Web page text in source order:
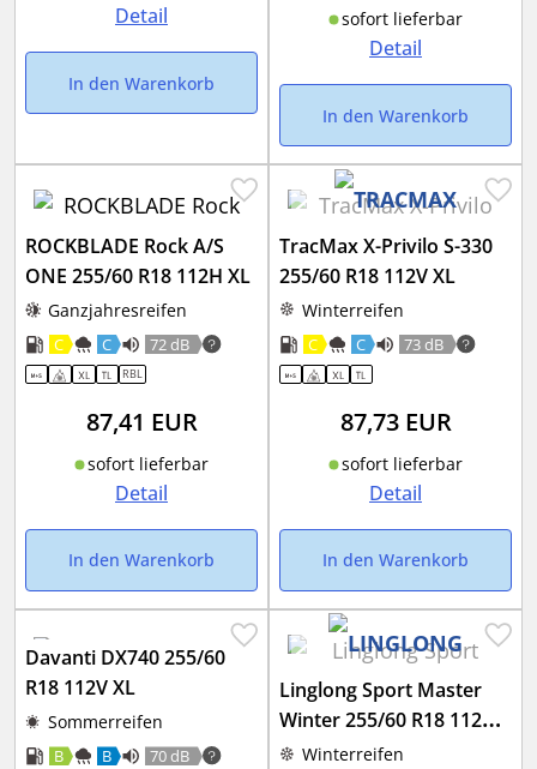
Detail
In den Warenkorb
sofort lieferbar
Detail
In den Warenkorb
ROCKBLADE Rock A/S
ONE 255/60 R18 112H XL
Ganzjahresreifen
C C 72 dB
RBL
87,41 EUR
sofort lieferbar
Detail
In den Warenkorb
TracMax X-Privilo S-330
255/60 R18 112V XL
Winterreifen
C C 73 dB
87,73EUR
sofort lieferbar
Detail
In den Warenkorb
Davanti DX740 255/60
R18 112V XL
Sommerreifen
B B 70 dB
Linglong Sport Master
Winter 255/60 R18 112V
XL Winterreifen